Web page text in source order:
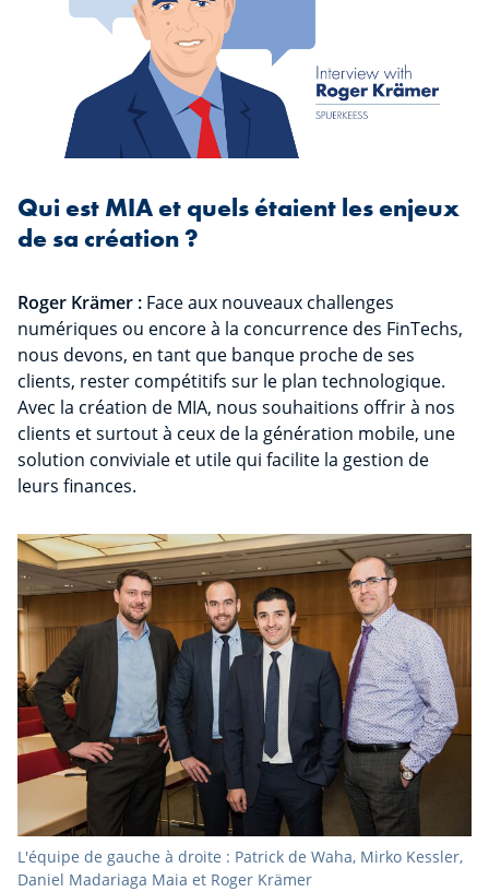
Qui est MIA et quels étaient les enjeux
de sa création ?
Roger Krämer : Face aux nouveaux challenges
numériques ou encore à la concurrence des FinTechs,
nous devons, en tant que banque proche de ses
clients, rester compétitifs sur le plan technologique.
Avec la création de MIA, nous souhaitions offrir à nos
clients et surtout à ceux de la génération mobile, une
solution conviviale et utile qui facilite la gestion de
leurs finances.
L'équipe de gauche à droite : Patrick de Waha, Mirko Kessler,
Daniel Madariaga Maia et Roger Krämer